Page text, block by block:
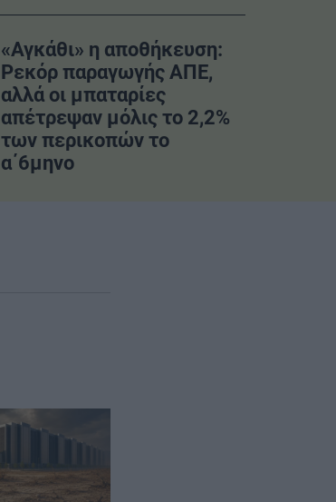
«Αγκάθι» η αποθήκευση:
Ρεκόρ παραγωγής ΑΠΕ,
αλλά οι μπαταρίες
απέτρεψαν μόλις το 2,2%
των περικοπών το
α΄6μηνο